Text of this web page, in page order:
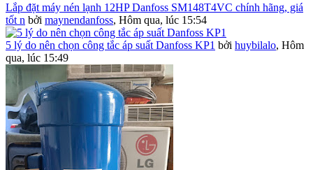
Lắp đặt máy nén lạnh 12HP Danfoss SM148T4VC chính hãng, giá
tốt n bởi maynendanfoss, Hôm qua, lúc 15:54
5 lý do nên chọn công tắc áp suất Danfoss KP1 bởi huybilalo, Hôm
qua, lúc 15:49